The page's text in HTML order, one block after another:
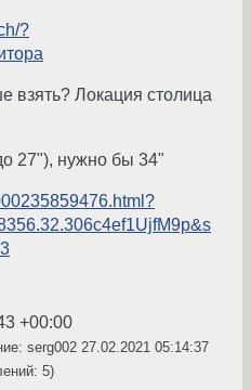
?
взять? Локация столица
27"), нужно бы 34"
+00:00
serg002 27.02.2021 05:14:37
5)